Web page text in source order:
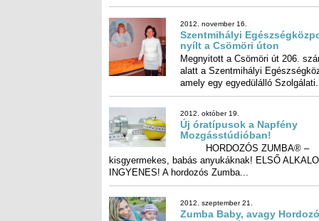
2012. november 16.
Szentmihályi
nyílt a Csömöri úton
Megnyitott a Csömöri út 206.
alatt a Szentmihályi
amely egy egyedülálló
2012. október 19.
Új óratípusok a Napfény
Mozgásstúdióban!
HORDOZÓS ZUMBA® –
kisgyermekes, babás anyukáknak! ELSŐ ALKALOM
INGYENES! A hordozós Zumba...
2012. szeptember 21.
Zumba Baby, avagy
Zumba Babás,